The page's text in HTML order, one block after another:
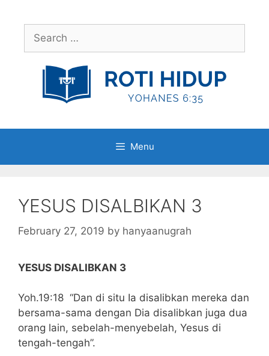
contentSearch
for:
Menu
YESUS DISALBIKAN 3
February 27, 2019 by hanyaanugrah
YESUS DISALIBKAN 3
Yoh.19:18 “Dan di situ Ia disalibkan mereka dan
bersama-sama dengan Dia disalibkan juga dua
orang lain, sebelah-menyebelah, Yesus di
tengah-tengah”.